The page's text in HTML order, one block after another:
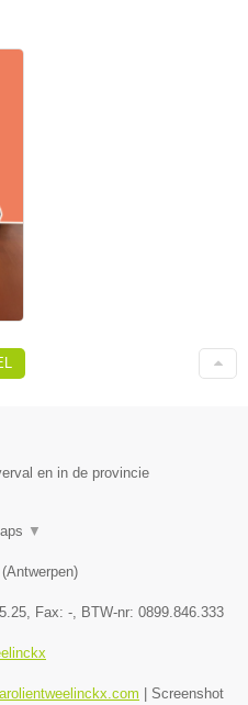
en in de provincie
▼
(Antwerpen)
, Fax: -, BTW-nr: 0899.846.333
Screenshot